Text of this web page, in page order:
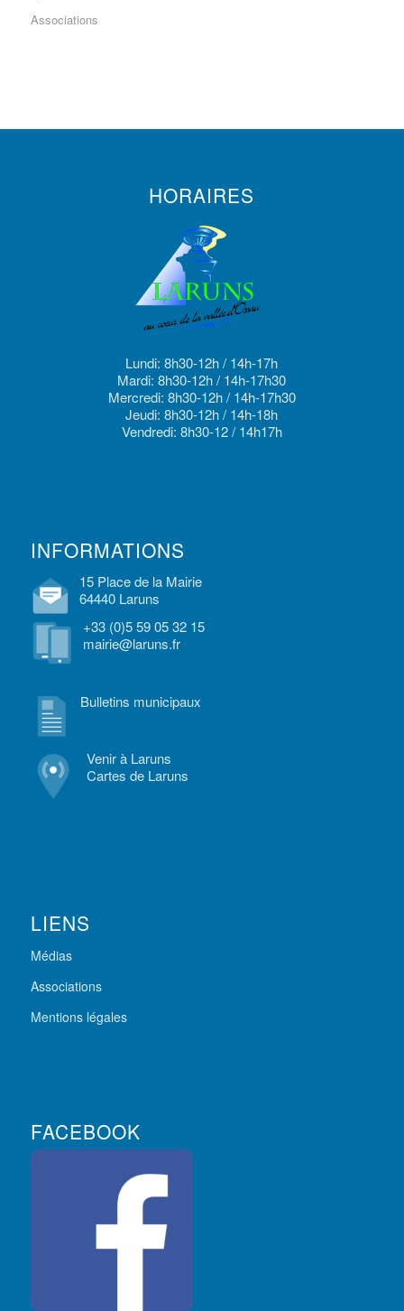
Associations
HORAIRES
Lundi: 8h30-12h / 14h-17h
Mardi: 8h30-12h / 14h-17h30
Mercredi: 8h30-12h / 14h-17h30
Jeudi: 8h30-12h / 14h-18h
Vendredi: 8h30-12 / 14h17h
INFORMATIONS
15 Place de la Mairie
64440 Laruns
+33 (0)5 59 05 32 15
mairie@laruns.fr
Bulletins municipaux
Venir à Laruns
Cartes de Laruns
LIENS
Médias
Associations
Mentions légales
FACEBOOK